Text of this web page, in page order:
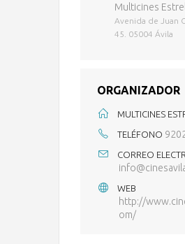
Multicines
Avenida de Juan
45. 05004 Ávila
ORGANIZADOR
MULTICINES
TELÉFONO
CORREO
WEB
http://
om/